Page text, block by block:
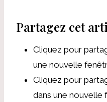
Partagez cet
Cliquez pour
une nouvelle
Cliquez pour
dans une nouvelle